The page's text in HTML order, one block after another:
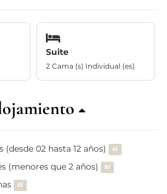
Suite
2 Cama (s) Individual (es)
02 hasta 12 años) sí
(menores que 2 años) sí
sí